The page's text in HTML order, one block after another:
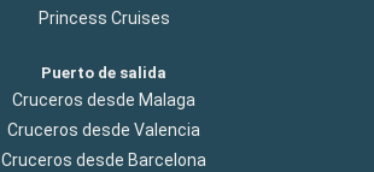
Princess Cruises
Puerto de salida
Cruceros desde Malaga
Cruceros desde Valencia
Cruceros desde Barcelona